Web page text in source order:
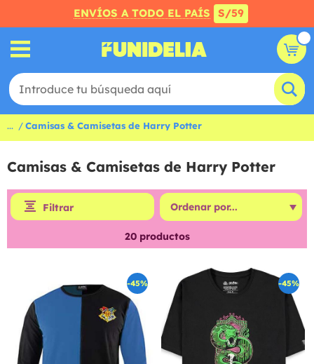
ENVÍOS A TODO EL PAÍS S/59
... Camisas & Camisetas de Harry Potter
Camisas & Camisetas de Harry Potter
Filtrar
20productos
-45% -45%